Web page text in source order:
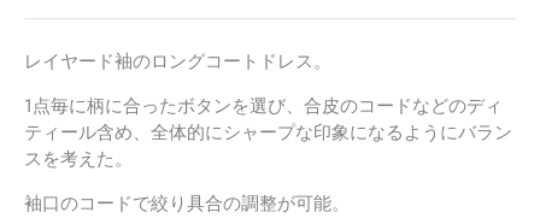
PROJECT
レイヤード袖のロングコートドレス。
1点毎に柄に合ったボタンを選び、合皮のコードなどのディ
ティール含め、全体的にシャープな印象になるようにバラン
スを考えた。
袖口のコードで絞り具合の調整が可能。